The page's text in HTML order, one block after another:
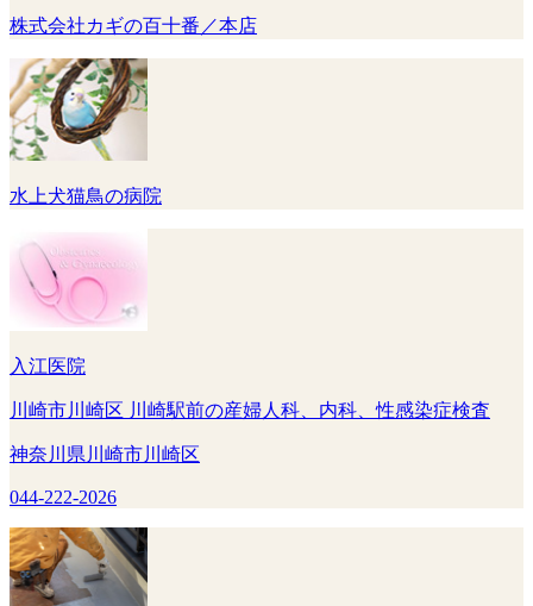
株式会社カギの百十番／本店
水上犬猫鳥の病院
入江医院
川崎市川崎区 川崎駅前の産婦人科、内科、性感染症検査
神奈川県川崎市川崎区
044-222-2026